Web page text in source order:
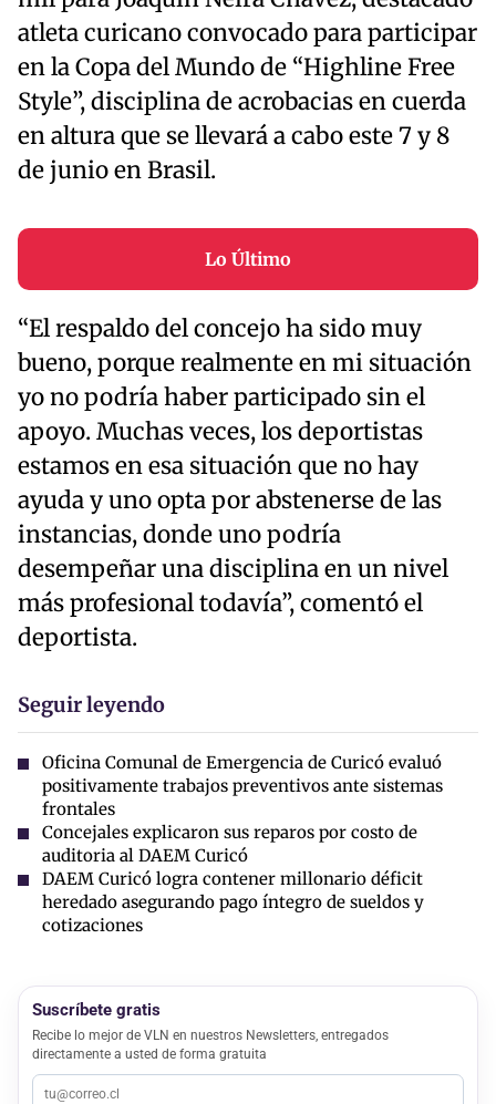
atleta curicano convocado para participar
en la Copa del Mundo de “Highline Free
Style”, disciplina de acrobacias en cuerda
en altura que se llevará a cabo este 7 y 8
de junio en Brasil.
Lo Último
“El respaldo del concejo ha sido muy
bueno, porque realmente en mi situación
yo no podría haber participado sin el
apoyo. Muchas veces, los deportistas
estamos en esa situación que no hay
ayuda y uno opta por abstenerse de las
instancias, donde uno podría
desempeñar una disciplina en un nivel
más profesional todavía”, comentó el
deportista.
Seguir leyendo
Oficina Comunal de Emergencia de Curicó evaluó
positivamente trabajos preventivos ante sistemas
frontales
Concejales explicaron sus reparos por costo de
auditoria al DAEM Curicó
DAEM Curicó logra contener millonario déficit
heredado asegurando pago íntegro de sueldos y
cotizaciones
Suscríbete gratis
Recibe lo mejor de VLN en nuestros Newsletters, entregados
directamente a usted de forma gratuita